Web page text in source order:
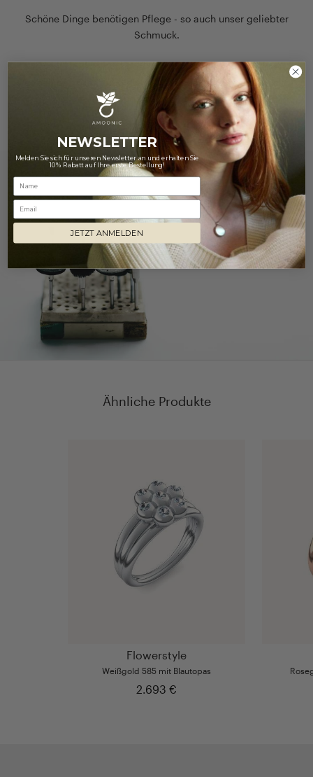
Schöne Dinge benötigen Pflege - so auch unser geliebter
Schmuck.
Unsere Tipps zur richtigen Schmuckpflege helfen Ihnen
dabei, den Glanz und die Schönheit Ihrer Schmuckstücke
lange zu erhalten!
Hier finden Sie unsere Pflegehinweise
Ähnliche Produkte
Flowerstyle
Weißgold 585 mit Blautopas
2.693 €
NEWSLETTER
Melden Sie sich für unseren Newsletter an und erhalten Sie
10% Rabatt auf Ihre erste Bestellung!
Email
JETZT ANMELDEN